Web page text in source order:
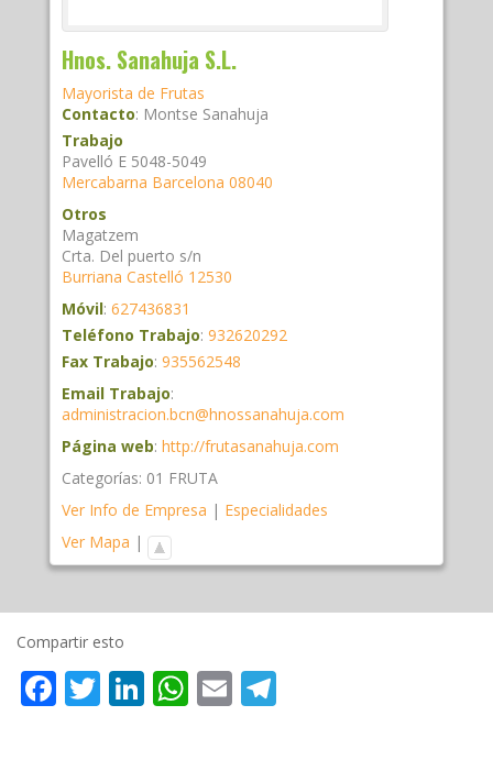
Hnos. Sanahuja S.L.
Mayorista de Frutas
Contacto: Montse Sanahuja
Trabajo
Pavelló E 5048-5049
Mercabarna Barcelona 08040
Otros
Magatzem
Crta. Del puerto s/n
Burriana Castelló 12530
Móvil: 627436831
Teléfono Trabajo: 932620292
Fax Trabajo: 935562548
Email Trabajo:
administracion.bcn@hnossanahuja.com
Página web: http://frutasanahuja.com
Categorías: 01 FRUTA
Ver Info de Empresa | Especialidades
Ver Mapa |
Compartir esto
Facebook
Twitter
LinkedIn
WhatsApp
Email